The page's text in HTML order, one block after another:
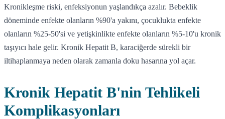
Kronikleşme riski, enfeksiyonun yaşlandıkça azalır. Bebeklik
döneminde enfekte olanların %90'a yakını, çocuklukta enfekte
olanların %25-50'si ve yetişkinlikte enfekte olanların %5-10'u kronik
taşıyıcı hale gelir. Kronik Hepatit B, karaciğerde sürekli bir
iltihaplanmaya neden olarak zamanla doku hasarına yol açar.
Kronik Hepatit B'nin Tehlikeli
Komplikasyonları